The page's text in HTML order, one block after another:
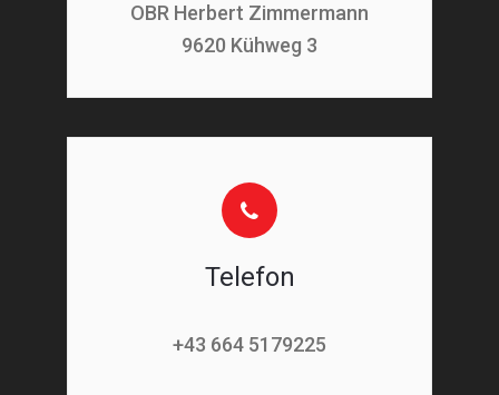
OBR Herbert Zimmermann
9620 Kühweg 3
Telefon
+43 664 5179225